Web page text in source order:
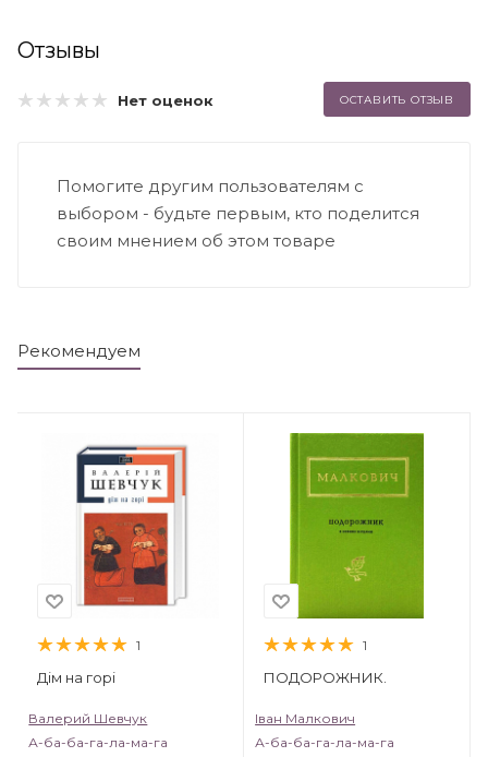
Отзывы
Нет оценок ОСТАВИТЬ ОТЗЫВ
Помогите другим пользователям с
выбором - будьте первым, кто поделится
своим мнением об этом товаре
Рекомендуем
1
Дім на горі
Валерий Шевчук
А-ба-ба-га-ла-ма-га
1
ПОДОРОЖНИК.
Іван Малкович
А-ба-ба-га-ла-ма-га